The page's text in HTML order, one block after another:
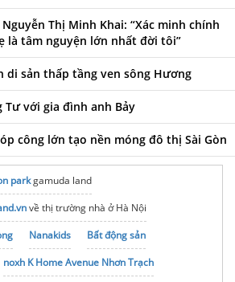
Thị Minh Khai: “Xác minh chính
là tâm nguyện lớn nhất đời tôi”
di sản thấp tầng ven sông Hương
Tư với gia đình anh Bảy
công lớn tạo nền móng đô thị Sài Gòn
parkgamuda land
về thị trường nhà ở Hà Nội
Nanakids
Bất động sản
noxh K Home Avenue Nhơn Trạch